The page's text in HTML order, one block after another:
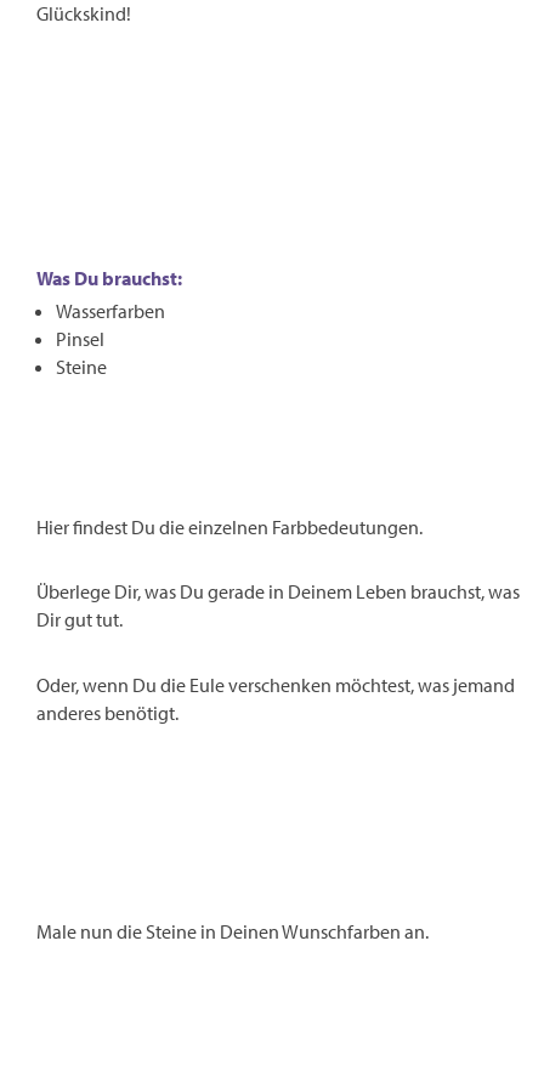
Glückskind!
Was Du brauchst:
Wasserfarben
Pinsel
Steine
Hier findest Du die einzelnen Farbbedeutungen.
Überlege Dir, was Du gerade in Deinem Leben brauchst, was
Dir gut tut.
Oder, wenn Du die Eule verschenken möchtest, was jemand
anderes benötigt.
Male nun die Steine in Deinen Wunschfarben an.